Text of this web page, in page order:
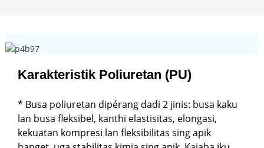
Karakteristik Poliuretan (PU)
* Busa poliuretan dipérang dadi 2 jinis: busa kaku
lan busa fleksibel, kanthi elastisitas, elongasi,
kekuatan kompresi lan fleksibilitas sing apik